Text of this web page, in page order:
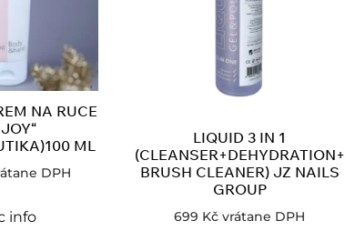
NA RUCE
ML
DPH
info
LIQUID 3 IN 1
(CLEANSER+DEHYDRATION+
BRUSH CLEANER) JZ NAILS
GROUP
699 Kč vrátane DPH